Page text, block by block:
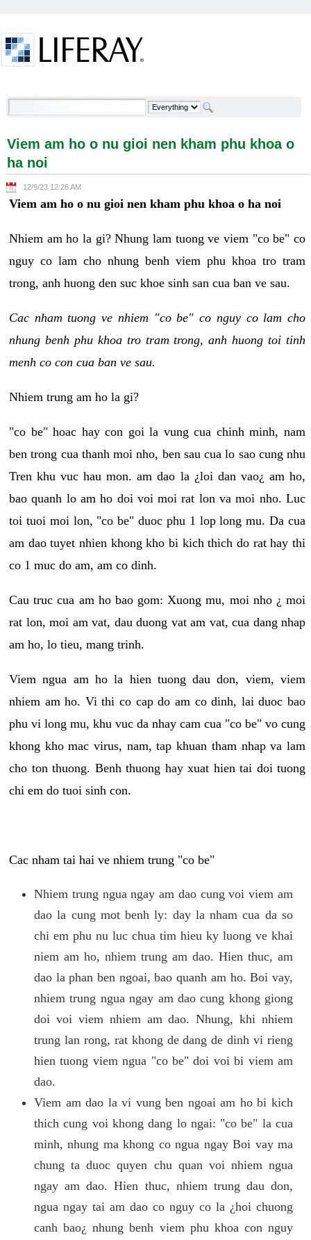
Viem am ho o nu gioi nen kham phu khoa o ha noi -
Viem am ho o nu gioi nen kham phu khoa o
ha noi
12/9/23 12:26 AM
Viem am ho o nu gioi nen kham phu khoa o ha noi
Nhiem am ho la gi? Nhung lam tuong ve viem "co be" co
nguy co lam cho nhung benh viem phu khoa tro tram
trong, anh huong den suc khoe sinh san cua ban ve sau.
Cac nham tuong ve nhiem "co be" co nguy co lam cho
nhung benh phu khoa tro tram trong, anh huong toi tinh
menh co con cua ban ve sau.
Nhiem trung am ho la gi?
"co be" hoac hay con goi la vung cua chinh minh, nam
ben trong cua thanh moi nho, ben sau cua lo sao cung nhu
Tren khu vuc hau mon. am dao la ¿loi dan vao¿ am ho,
bao quanh lo am ho doi voi moi rat lon va moi nho. Luc
toi tuoi moi lon, "co be" duoc phu 1 lop long mu. Da cua
am dao tuyet nhien khong kho bi kich thich do rat hay thi
co 1 muc do am, am co dinh.
Cau truc cua am ho bao gom: Xuong mu, moi nho ¿ moi
rat lon, moi am vat, dau duong vat am vat, cua dang nhap
am ho, lo tieu, mang trinh.
Viem ngua am ho la hien tuong dau don, viem, viem
nhiem am ho. Vi thi co cap do am co dinh, lai duoc bao
phu vi long mu, khu vuc da nhay cam cua "co be" vo cung
khong kho mac virus, nam, tap khuan tham nhap va lam
cho ton thuong. Benh thuong hay xuat hien tai doi tuong
chi em do tuoi sinh con.
Cac nham tai hai ve nhiem trung "co be"
Nhiem trung ngua ngay am dao cung voi viem am
dao la cung mot benh ly: day la nham cua da so
chi em phu nu luc chua tim hieu ky luong ve khai
niem am ho, nhiem trung am dao. Hien thuc, am
dao la phan ben ngoai, bao quanh am ho. Boi vay,
nhiem trung ngua ngay am dao cung khong giong
doi voi viem nhiem am dao. Nhung, khi nhiem
trung lan rong, rat khong de dang de dinh vi rieng
hien tuong viem ngua "co be" doi voi bi viem am
dao.
Viem am dao la vi vung ben ngoai am ho bi kich
thich cung voi khong dang lo ngai: "co be" la cua
minh, nhung ma khong co ngua ngay Boi vay ma
chung ta duoc quyen chu quan voi nhiem ngua
ngay am dao. Hien thuc, nhiem trung dau don,
ngua ngay tai am dao co nguy co la ¿hoi chuong
canh bao¿ nhung benh viem phu khoa con nguy